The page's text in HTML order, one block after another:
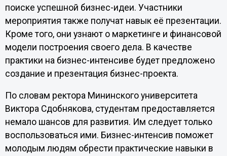
поиске успешной бизнес-идеи. Участники
мероприятия также получат навык её презентации.
Кроме того, они узнают о маркетинге и финансовой
модели построения своего дела. В качестве
практики на бизнес-интенсиве будет предложено
создание и презентация бизнес-проекта.
По словам ректора Мининского университета
Виктора Сдобнякова, студентам предоставляется
немало шансов для развития. Им следует только
воспользоваться ими. Бизнес-интенсив поможет
молодым людям обрести практические навыки в